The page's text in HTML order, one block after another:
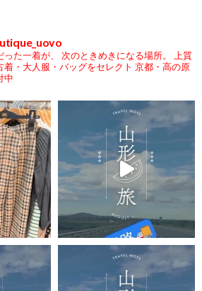
た一着が、 次のときめきになる場所。
上質
着・大人服・バッグをセレクト 京都・高の原
中